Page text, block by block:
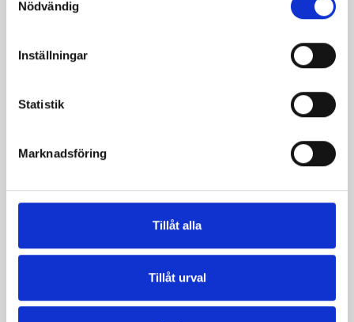
Nödvändig
Inställningar
Statistik
Marknadsföring
Tillåt alla
Tillåt urval
1000g
1000g